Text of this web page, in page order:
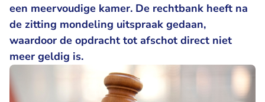
een meervoudige kamer. De rechtbank heeft na
de zitting mondeling uitspraak gedaan,
waardoor de opdracht tot afschot direct niet
meer geldig is.